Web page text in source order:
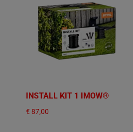
INSTALL KIT 1 IMOW®
€ 87,00